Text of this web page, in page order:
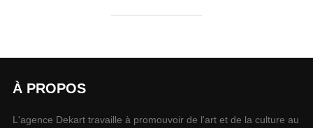
À PROPOS
L'agence Dekart travaille à promouvoir de l'art et de la culture au